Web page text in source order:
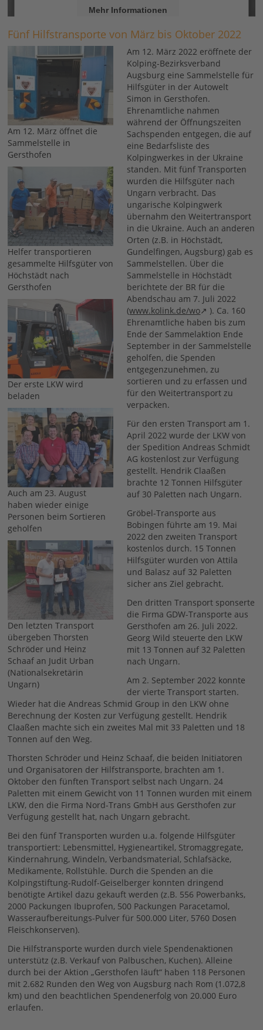
Mehr Informationen
Akzeptieren
powered by
Usercentrics Consent Management
&eRecht24
Fünf Hilfstransporte von März bis Oktober 2022
Am 12. März öffnet die
Sammelstelle in
Gersthofen
Helfer transportieren
gesammelte Hilfsgüter von
Höchstädt nach
Gersthofen
Der erste LKW wird
beladen
Auch am 23. August
haben wieder einige
Personen beim Sortieren
geholfen
Den letzten Transport
übergeben Thorsten
Schröder und Heinz
Schaaf an Judit Urban
(Nationalsekretärin
Ungarn)
Am 12. März 2022 eröffnete der
Kolping-Bezirksverband
Augsburg eine Sammelstelle für
Hilfsgüter in der Autowelt
Simon in Gersthofen.
Ehrenamtliche nahmen
während der Öffnungszeiten
Sachspenden entgegen, die auf
eine Bedarfsliste des
Kolpingwerkes in der Ukraine
standen. Mit fünf Transporten
wurden die Hilfsgüter nach
Ungarn verbracht. Das
ungarische Kolpingwerk
übernahm den Weitertransport
in die Ukraine. Auch an anderen
Orten (z.B. in Höchstädt,
Gundelfingen, Augsburg) gab es
Sammelstellen. Über die
Sammelstelle in Höchstädt
berichtete der BR für die
Abendschau am 7. Juli 2022
(www.kolink.de/wo
). Ca. 160
Ehrenamtliche haben bis zum
Ende der Sammelaktion Ende
September in der Sammelstelle
geholfen, die Spenden
entgegenzunehmen, zu
sortieren und zu erfassen und
für den Weitertransport zu
verpacken.
Für den ersten Transport am 1.
April 2022 wurde der LKW von
der Spedition Andreas Schmidt
AG kostenlost zur Verfügung
gestellt. Hendrik Claaßen
brachte 12 Tonnen Hilfsgüter
auf 30 Paletten nach Ungarn.
Gröbel-Transporte aus
Bobingen führte am 19. Mai
2022 den zweiten Transport
kostenlos durch. 15 Tonnen
Hilfsgüter wurden von Attila
und Balasz auf 32 Paletten
sicher ans Ziel gebracht.
Den dritten Transport sponserte
die Firma GDW-Transporte aus
Gersthofen am 26. Juli 2022.
Georg Wild steuerte den LKW
mit 13 Tonnen auf 32 Paletten
nach Ungarn.
Am 2. September 2022 konnte
der vierte Transport starten.
Wieder hat die Andreas Schmid Group in den LKW ohne
Berechnung der Kosten zur Verfügung gestellt. Hendrik
Claaßen machte sich ein zweites Mal mit 33 Paletten und 18
Tonnen auf den Weg.
Thorsten Schröder und Heinz Schaaf, die beiden Initiatoren
und Organisatoren der Hilfstransporte, brachten am 1.
Oktober den fünften Transport selbst nach Ungarn. 24
Paletten mit einem Gewicht von 11 Tonnen wurden mit einem
LKW, den die Firma Nord-Trans GmbH aus Gersthofen zur
Verfügung gestellt hat, nach Ungarn gebracht.
Bei den fünf Transporten wurden u.a. folgende Hilfsgüter
transportiert: Lebensmittel, Hygieneartikel, Stromaggregate,
Kindernahrung, Windeln, Verbandsmaterial, Schlafsäcke,
Medikamente, Rollstühle. Durch die Spenden an die
Kolpingstiftung-Rudolf-Geiselberger konnten dringend
benötigte Artikel dazu gekauft werden (z.B. 556 Powerbanks,
2000 Packungen Ibuprofen, 500 Packungen Paracetamol,
Wasseraufbereitungs-Pulver für 500.000 Liter, 5760 Dosen
Fleischkonserven).
Die Hilfstransporte wurden durch viele Spendenaktionen
unterstütz (z.B. Verkauf von Palbuschen, Kuchen). Alleine
durch bei der Aktion „Gersthofen läuft“ haben 118 Personen
mit 2.682 Runden den Weg von Augsburg nach Rom (1.072,8
km) und den beachtlichen Spendenerfolg von 20.000 Euro
erlaufen.